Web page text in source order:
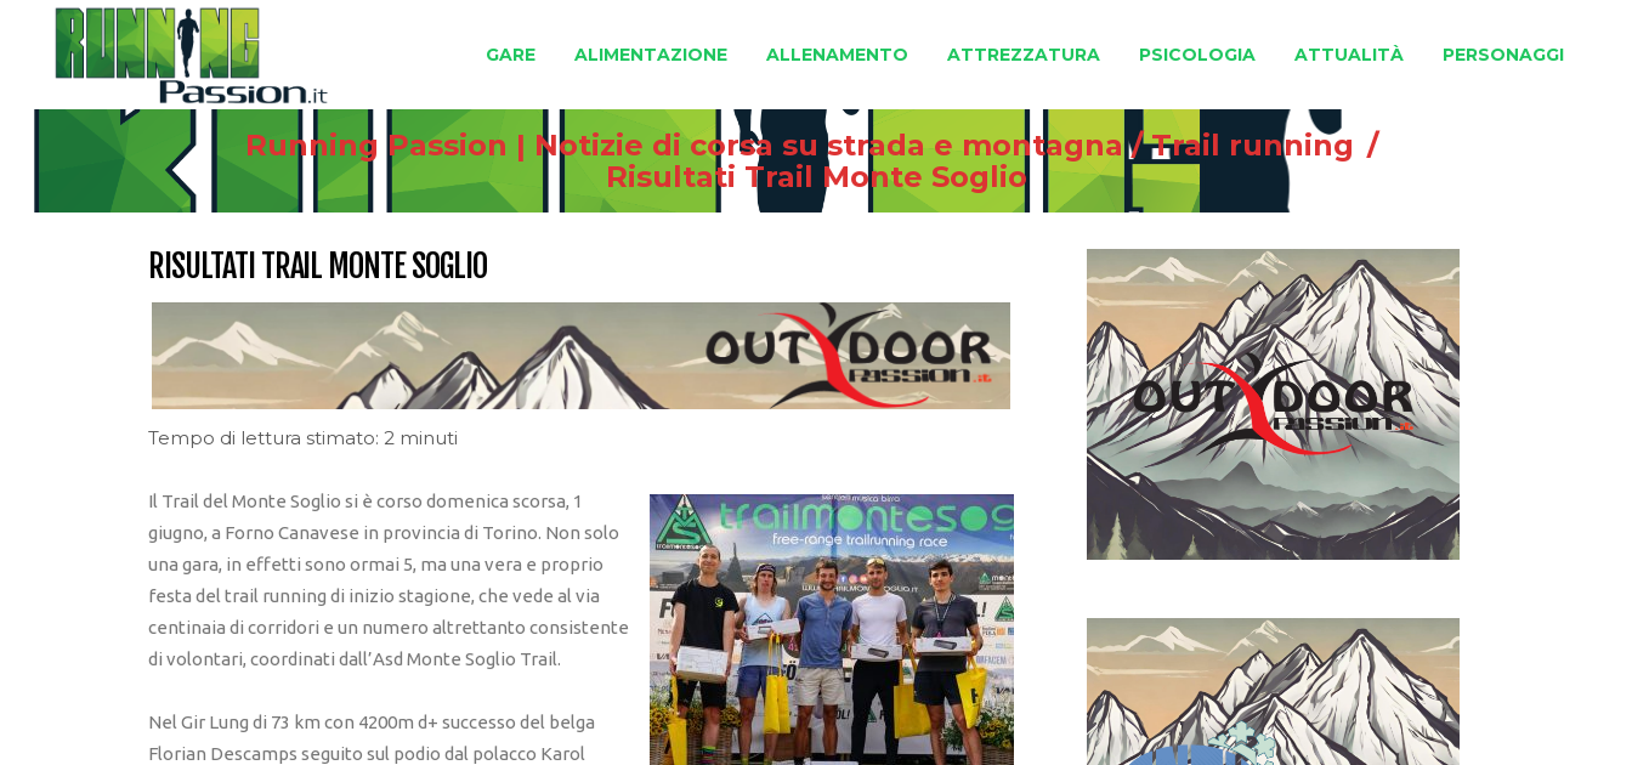
GARE ALIMENTAZIONE ALLENAMENTO ATTREZZATURA PSICOLOGIA ATTUALITÀ PERSONAGGI
Running Passion | Notizie di corsa su strada e montagna /Trail running /
Risultati Trail Monte Soglio
RISULTATI TRAIL MONTE SOGLIO
Tempo di lettura stimato: 2 minuti
Il Trail del Monte Soglio si è corso domenica scorsa, 1
giugno, a Forno Canavese in provincia di Torino. Non solo
una gara, in effetti sono ormai 5, ma una vera e proprio
festa del trail running di inizio stagione, che vede al via
centinaia di corridori e un numero altrettanto consistente
di volontari, coordinati dall’Asd Monte Soglio Trail.
Nel Gir Lung di 73 km con 4200m d+ successo del belga
Florian Descamps seguito sul podio dal polacco Karol